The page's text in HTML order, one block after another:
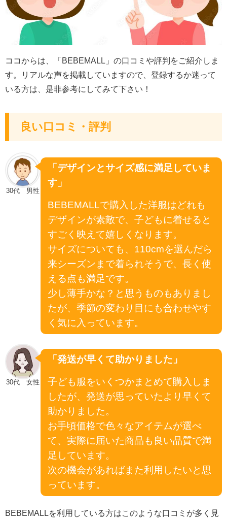
ココからは、「BEBEMALL」の口コミや評判をご紹介しま
す。リアルな声を掲載していますので、登録するか迷って
いる方は、是非参考にしてみて下さい！
良い口コミ・評判
30代 男性
「デザインとサイズ感に満足していま
す」
BEBEMALLで購入した洋服はどれも
デザインが素敵で、子どもに着せると
すごく映えて嬉しくなります。
サイズについても、110cmを選んだら
来シーズンまで着られそうで、長く使
える点も満足です。
少し薄手かな？と思うものもありまし
たが、季節の変わり目にも合わせやす
く気に入っています。
30代 女性
「発送が早くて助かりました」
子ども服をいくつかまとめて購入しま
したが、発送が思っていたより早くて
助かりました。
お手頃価格で色々なアイテムが選べ
て、実際に届いた商品も良い品質で満
足しています。
次の機会があればまた利用したいと思
っています。
BEBEMALLを利用している方はこのような口コミが多く見